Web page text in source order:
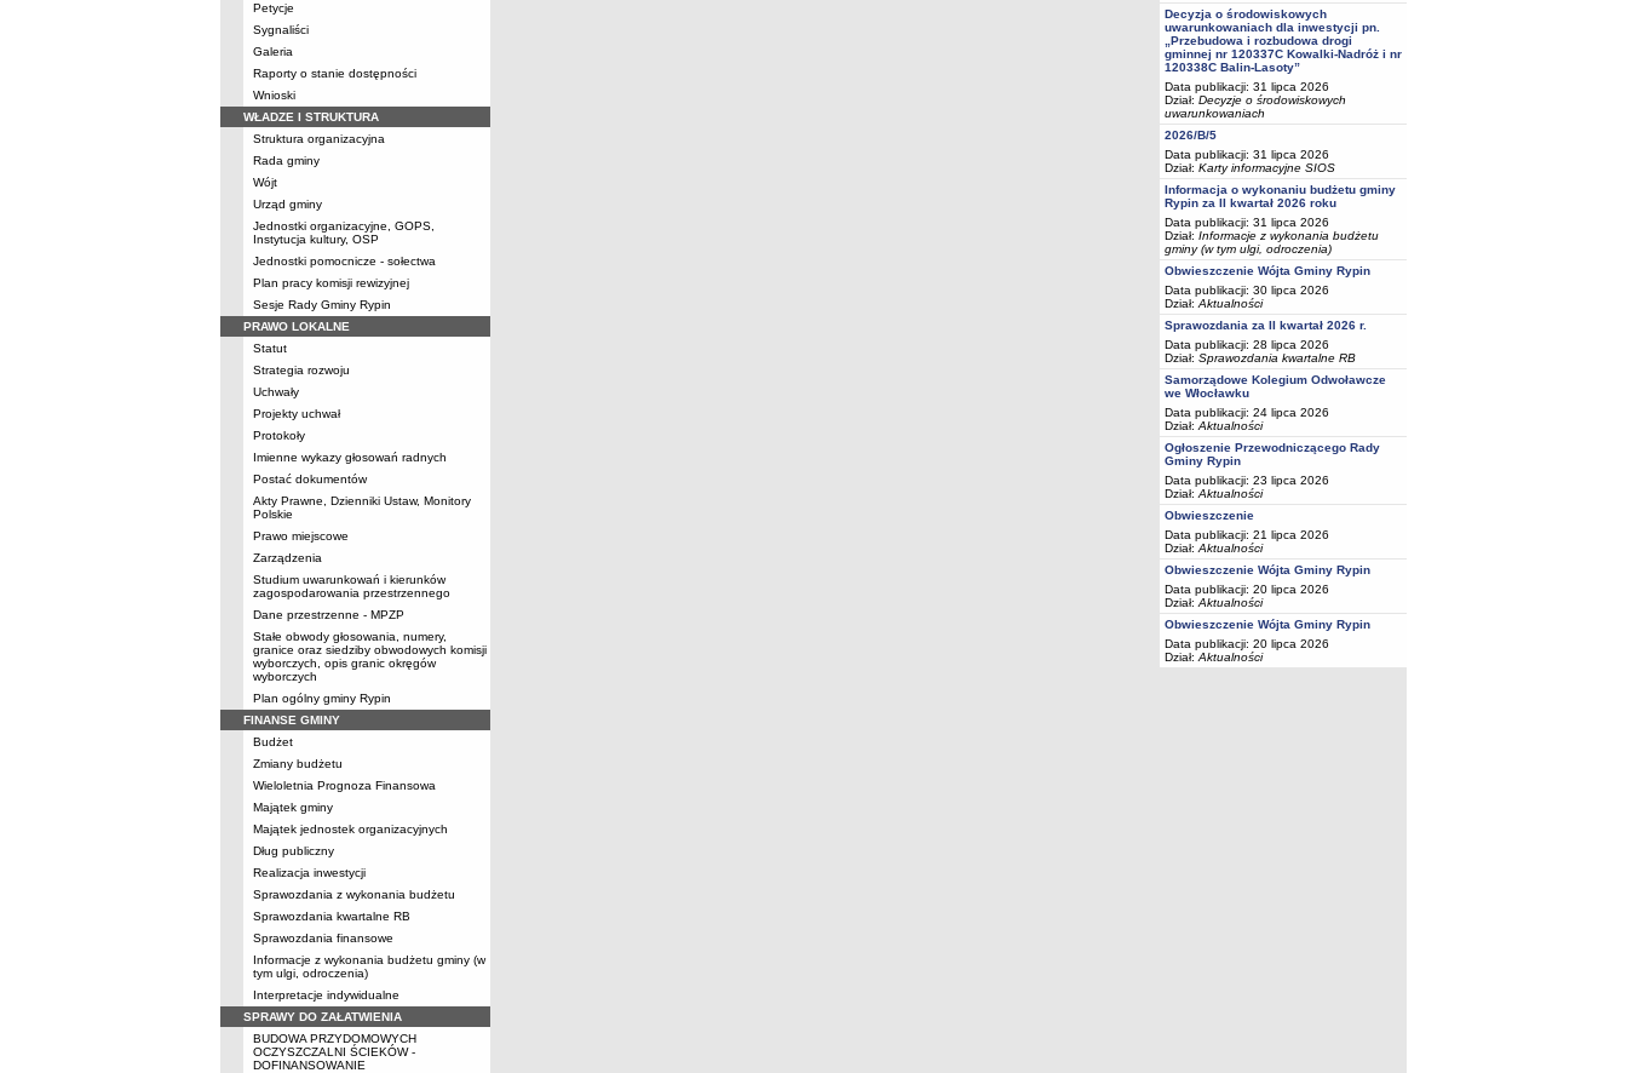
Petycje
Sygnaliści
Galeria
Raporty o stanie dostępności
Wnioski
WŁADZE I STRUKTURA
Struktura organizacyjna
Rada gminy
Wójt
Urząd gminy
Jednostki organizacyjne, GOPS,
Instytucja kultury, OSP
Jednostki pomocnicze - sołectwa
Plan pracy komisji rewizyjnej
Sesje Rady Gminy Rypin
PRAWO LOKALNE
Statut
Strategia rozwoju
Uchwały
Projekty uchwał
Protokoły
Imienne wykazy głosowań radnych
Postać dokumentów
Akty Prawne, Dzienniki Ustaw, Monitory
Polskie
Prawo miejscowe
Zarządzenia
Studium uwarunkowań i kierunków
zagospodarowania przestrzennego
Dane przestrzenne - MPZP
Stałe obwody głosowania, numery,
granice oraz siedziby obwodowych komisji
wyborczych, opis granic okręgów
wyborczych
Plan ogólny gminy Rypin
FINANSE GMINY
Budżet
Zmiany budżetu
Wieloletnia Prognoza Finansowa
Majątek gminy
Majątek jednostek organizacyjnych
Dług publiczny
Realizacja inwestycji
Sprawozdania z wykonania budżetu
Sprawozdania kwartalne RB
Sprawozdania finansowe
Informacje z wykonania budżetu gminy (w
tym ulgi, odroczenia)
Interpretacje indywidualne
SPRAWY DO ZAŁATWIENIA
BUDOWA PRZYDOMOWYCH
OCZYSZCZALNI ŚCIEKÓW -
DOFINANSOWANIE
Decyzja o środowiskowych
uwarunkowaniach dla inwestycji pn.
„Przebudowa i rozbudowa drogi
gminnej nr 120337C Kowalki-Nadróż i nr
120338C Balin-Lasoty”
Data publikacji: 31 lipca 2026
Dział: Decyzje o środowiskowych
uwarunkowaniach
2026/B/5
Data publikacji: 31 lipca 2026
Dział: Karty informacyjne SIOS
Informacja o wykonaniu budżetu gminy
Rypin za II kwartał 2026 roku
Data publikacji: 31 lipca 2026
Dział: Informacje z wykonania budżetu
gminy (w tym ulgi, odroczenia)
Obwieszczenie Wójta Gminy Rypin
Data publikacji: 30 lipca 2026
Dział: Aktualności
Sprawozdania za II kwartał 2026 r.
Data publikacji: 28 lipca 2026
Dział: Sprawozdania kwartalne RB
Samorządowe Kolegium Odwoławcze
we Włocławku
Data publikacji: 24 lipca 2026
Dział: Aktualności
Ogłoszenie Przewodniczącego Rady
Gminy Rypin
Data publikacji: 23 lipca 2026
Dział: Aktualności
Obwieszczenie
Data publikacji: 21 lipca 2026
Dział: Aktualności
Obwieszczenie Wójta Gminy Rypin
Data publikacji: 20 lipca 2026
Dział: Aktualności
Obwieszczenie Wójta Gminy Rypin
Data publikacji: 20 lipca 2026
Dział: Aktualności